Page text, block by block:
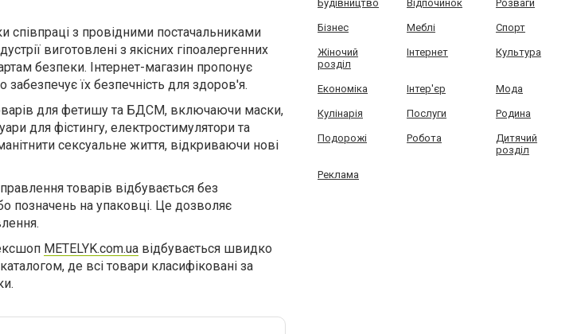
співпраці з провідними постачальниками
виготовлені з якісних гіпоалергенних
безпеки. Інтернет-магазин пропонує
їх безпечність для здоров'я.
для фетишу та БДСМ, включаючи маски,
для фістингу, електростимулятори та
сексуальне життя, відкриваючи нові
товарів відбувається без
позначень на упаковці. Це дозволяє
METELYK.com.ua відбувається швидко
де всі товари класифіковані за
Будівництво Відпочинок Розваги
Бізнес Меблі Спорт
Жіночий
розділ
Інтернет Культура
Економіка Інтер'єр Мода
Кулінарія Послуги Родина
Подорожі Робота
Дитячий
розділ
Реклама